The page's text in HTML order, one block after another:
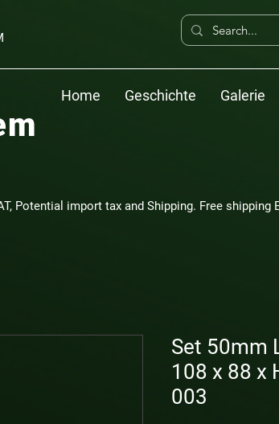
Home Geschichte Galerie
Potential import tax and Shipping. Free shipping
Set 50mm
108 x 88 x
003